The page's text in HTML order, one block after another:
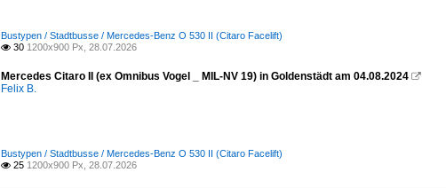
Bustypen / Stadtbusse / Mercedes-Benz O 530 II (Citaro Facelift)
 30 1200x900 Px, 28.07.2026
Mercedes Citaro II (ex Omnibus Vogel _ MIL-NV 19) in Goldenstädt am 04.08.2024 
Felix B.
Bustypen / Stadtbusse / Mercedes-Benz O 530 II (Citaro Facelift)
 25 1200x900 Px, 28.07.2026